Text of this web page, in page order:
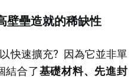
壁壘造就的稀缺性
快速擴充？因為它並非單
結合了基礎材料、先進封